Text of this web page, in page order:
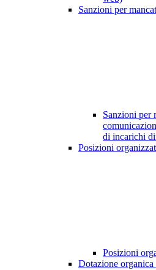
Sanzioni per
Sanzioni per
di incarichi
Posizioni
Posizioni
Dotazione organica